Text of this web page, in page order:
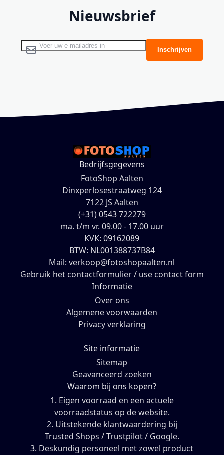
Nieuwsbrief
Abonneer u op onze nieuwsbrief Inschrijven
Bedrijfsgegevens
FotoShop Aalten
Dinxperlosestraatweg 124
7122 JS Aalten
(+31) 0543 722279
ma. t/m vr. 09.00 - 17.00 uur
KVK: 09162089
BTW: NL001388737B84
Mail: verkoop@fotoshopaalten.nl
Gebruik het contactformulier / use contact form
Informatie
Over ons
Algemene voorwaarden
Privacy verklaring
Site informatie
Sitemap
Geavanceerd zoeken
Waarom bij ons kopen?
1. Eigen voorraad en een actuele
voorraadstatus op de website.
2. Uitstekende klantwaardering bij
Trusted Shops / Trustpilot / Google.
3. Deskundig personeel met zowel product